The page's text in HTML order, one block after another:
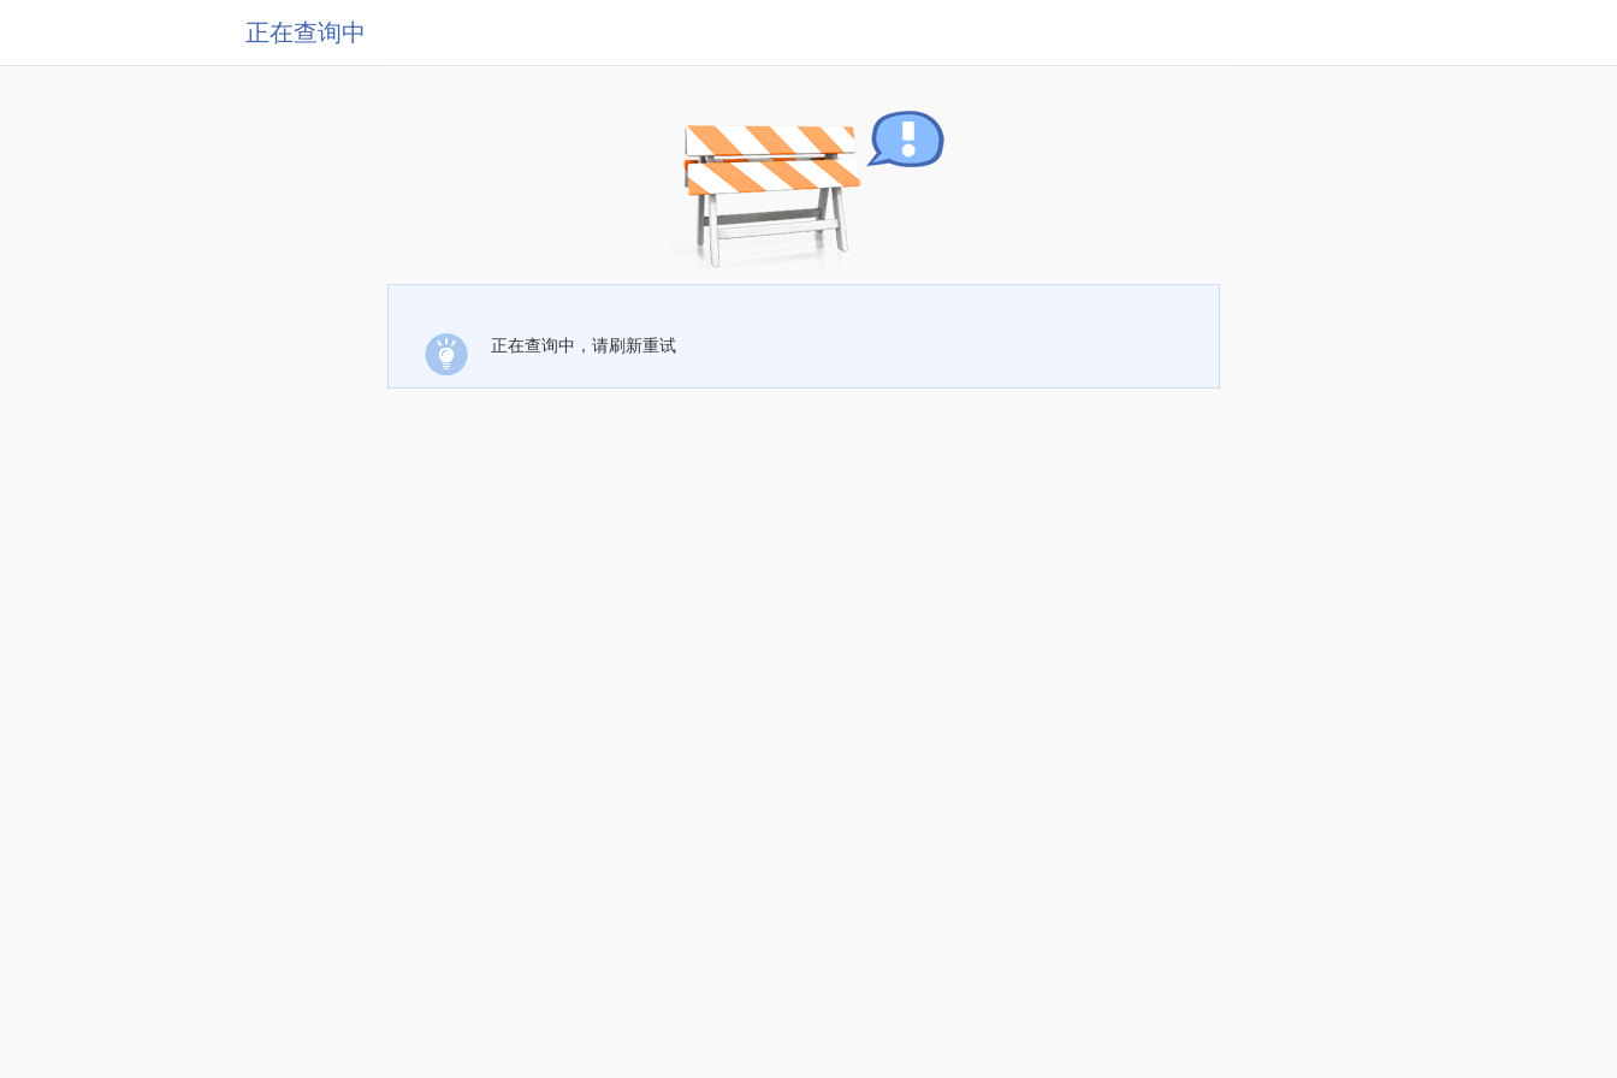
正在查询中
正在查询中，请刷新重试